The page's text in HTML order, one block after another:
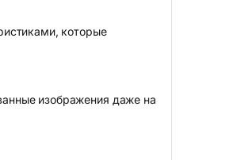
которые
изображения даже на